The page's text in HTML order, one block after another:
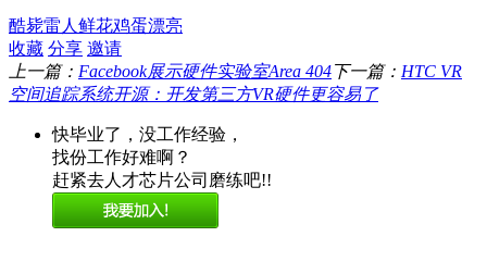
酷毙雷人 鲜花鸡蛋漂亮
收藏 分享 邀请
上一篇： Facebook展示硬件实验室Area 404下一篇： HTC VR
空间追踪系统开源：开发第三方VR硬件更容易了
快毕业了，没工作经验，
找份工作好难啊？
赶紧去人才芯片公司磨练吧!!